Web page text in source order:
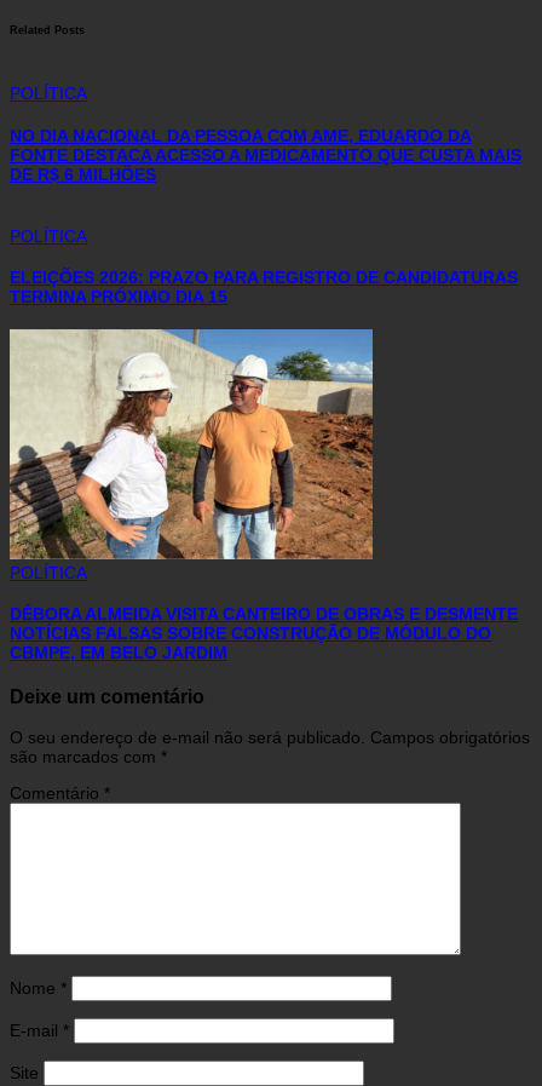
Related Posts
POLÍTICA
NO DIA NACIONAL DA PESSOA COM AME, EDUARDO DA
FONTE DESTACA ACESSO A MEDICAMENTO QUE CUSTA MAIS
DE R$ 6 MILHÕES
POLÍTICA
ELEIÇÕES 2026: PRAZO PARA REGISTRO DE CANDIDATURAS
TERMINA PRÓXIMO DIA 15
POLÍTICA
DÉBORA ALMEIDA VISITA CANTEIRO DE OBRAS E DESMENTE
NOTÍCIAS FALSAS SOBRE CONSTRUÇÃO DE MÓDULO DO
CBMPE, EM BELO JARDIM
Deixe um comentário
O seu endereço de e-mail não será publicado. Campos obrigatórios
são marcados com *
Comentário *
Nome *
E-mail *
Site